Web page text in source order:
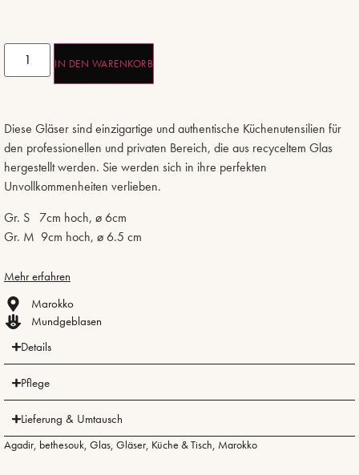
IN DEN WARENKORB
Diese Gläser sind einzigartige und authentische Küchenutensilien für
den professionellen und privaten Bereich, die aus recyceltem Glas
hergestellt werden. Sie werden sich in ihre perfekten
Unvollkommenheiten verlieben.
Gr. S 7cm hoch, ø 6cm
Gr. M 9cm hoch, ø 6.5 cm
Mehr erfahren
Marokko
Mundgeblasen
Details
Pflege
Lieferung & Umtausch
Agadir, bethesouk, Glas, Gläser, Küche & Tisch, Marokko